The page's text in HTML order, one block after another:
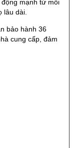
mạnh từ môi
lâu dài.
bảo hành 36
cung cấp, đảm